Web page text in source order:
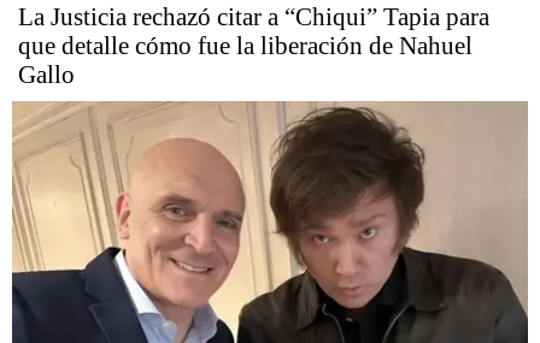
La Justicia rechazó citar a “Chiqui” Tapia para
que detalle cómo fue la liberación de Nahuel
Gallo